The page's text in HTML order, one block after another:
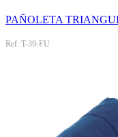
PAÑOLETA
Ref: T-39-FU